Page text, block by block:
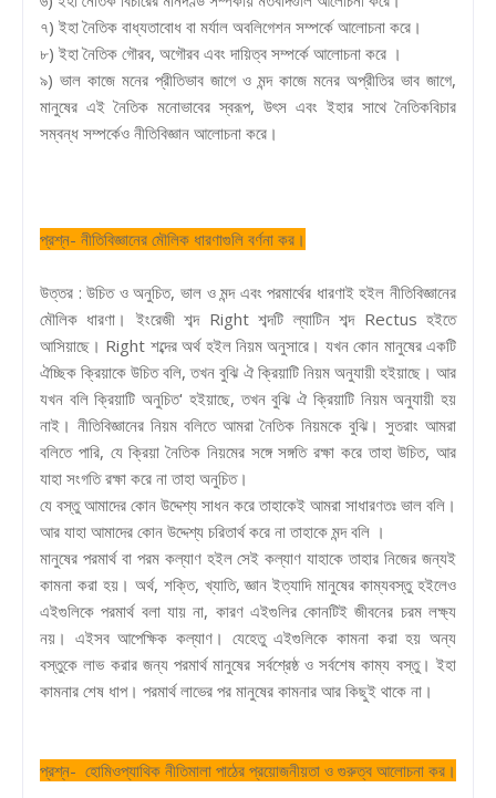
৭) ইহা নৈতিক বাধ্যতাবোধ বা মর্যাল অবলিগেশন সম্পর্কে আলোচনা করে।
৮) ইহা নৈতিক গৌরব, অগৌরব এবং দায়িত্ব সম্পর্কে আলোচনা করে ।
৯) ভাল কাজে মনের প্রীতিভাব জাগে ও মন্দ কাজে মনের অপ্রীতির ভাব জাগে,
মানুষের এই নৈতিক মনোভাবের স্বরূপ, উৎস এবং ইহার সাথে নৈতিকবিচার
সম্বন্ধ সম্পর্কেও নীতিবিজ্ঞান আলোচনা করে।
প্রশ্ন- নীতিবিজ্ঞানের মৌলিক ধারণাগুলি বর্ণনা কর।
উত্তর : উচিত ও অনুচিত, ভাল ও মন্দ এবং পরমার্থের ধারণাই হইল নীতিবিজ্ঞানের
মৌলিক ধারণা। ইংরেজী শব্দ Right শব্দটি ল্যাটিন শব্দ Rectus হইতে
আসিয়াছে। Right শব্দের অর্থ হইল নিয়ম অনুসারে। যখন কোন মানুষের একটি
ঐচ্ছিক ক্রিয়াকে উচিত বলি, তখন বুঝি ঐ ক্রিয়াটি নিয়ম অনুযায়ী হইয়াছে। আর
যখন বলি ক্রিয়াটি অনুচিত' হইয়াছে, তখন বুঝি ঐ ক্রিয়াটি নিয়ম অনুযায়ী হয়
নাই। নীতিবিজ্ঞানের নিয়ম বলিতে আমরা নৈতিক নিয়মকে বুঝি। সুতরাং আমরা
বলিতে পারি, যে ক্রিয়া নৈতিক নিয়মের সঙ্গে সঙ্গতি রক্ষা করে তাহা উচিত, আর
যাহা সংগতি রক্ষা করে না তাহা অনুচিত।
যে বস্তু আমাদের কোন উদ্দেশ্য সাধন করে তাহাকেই আমরা সাধারণতঃ ভাল বলি।
আর যাহা আমাদের কোন উদ্দেশ্য চরিতার্থ করে না তাহাকে মন্দ বলি ।
মানুষের পরমার্থ বা পরম কল্যাণ হইল সেই কল্যাণ যাহাকে তাহার নিজের জন্যই
কামনা করা হয়। অর্থ, শক্তি, খ্যাতি, জ্ঞান ইত্যাদি মানুষের কাম্যবস্তু হইলেও
এইগুলিকে পরমার্থ বলা যায় না, কারণ এইগুলির কোনটিই জীবনের চরম লক্ষ্য
নয়। এইসব আপেক্ষিক কল্যাণ। যেহেতু এইগুলিকে কামনা করা হয় অন্য
বস্তুকে লাভ করার জন্য পরমার্থ মানুষের সর্বশ্রেষ্ঠ ও সর্বশেষ কাম্য বস্তু। ইহা
কামনার শেষ ধাপ। পরমার্থ লাভের পর মানুষের কামনার আর কিছুই থাকে না।
প্রশ্ন- হোমিওপ্যাথিক নীতিমালা পাঠের প্রয়োজনীয়তা ও গুরুত্ব আলোচনা কর।